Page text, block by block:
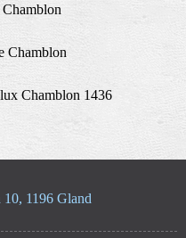
Chamblon
Chamblon 1436
1196 Gland